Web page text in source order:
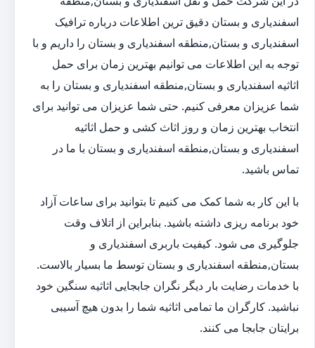
اسفندیاری و بستان دقیق ترین اطلاعات درباره ترافیک
اسفندیاری و بستان,منطقه اسفندیاری و بستان را داریم و با
توجه به این اطلاعات می توانیم بهترین زمان برای حمل
اثاثیه اسفندیاری و بستان,منطقه اسفندیاری و بستان را به
شما عزیزان معرفی کنیم. حتی شما عزیزان می توانید برای
انتخاب بهترین زمان و روز اثاث کشی و حمل اثاثیه
اسفندیاری و بستان,منطقه اسفندیاری و بستان با ما در
تماس باشید.
با این کار به شما کمک می کنیم تا بتوانید برای ساعات آزاد
خود برنامه ریزی داشته باشید. بنابراین از اتلاف وقت
جلوگیری می شود. کیفیت باربری اسفندیاری و
بستان,منطقه اسفندیاری و بستان توسط ما بسیار بالاست.
با خدمات رضایت بار دیگر نگران جابجایی اثاثیه سنگین خود
نباشید. کارگران ما تمامی اثاثیه شما را بدون هیچ آسیبی
برایتان جابجا می کنند.